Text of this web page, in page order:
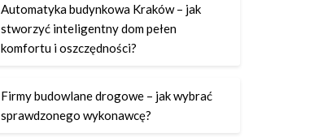
Automatyka budynkowa Kraków – jak
stworzyć inteligentny dom pełen
komfortu i oszczędności?
Firmy budowlane drogowe – jak wybrać
sprawdzonego wykonawcę?